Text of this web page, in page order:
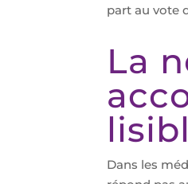
part au vote
La
Dans les